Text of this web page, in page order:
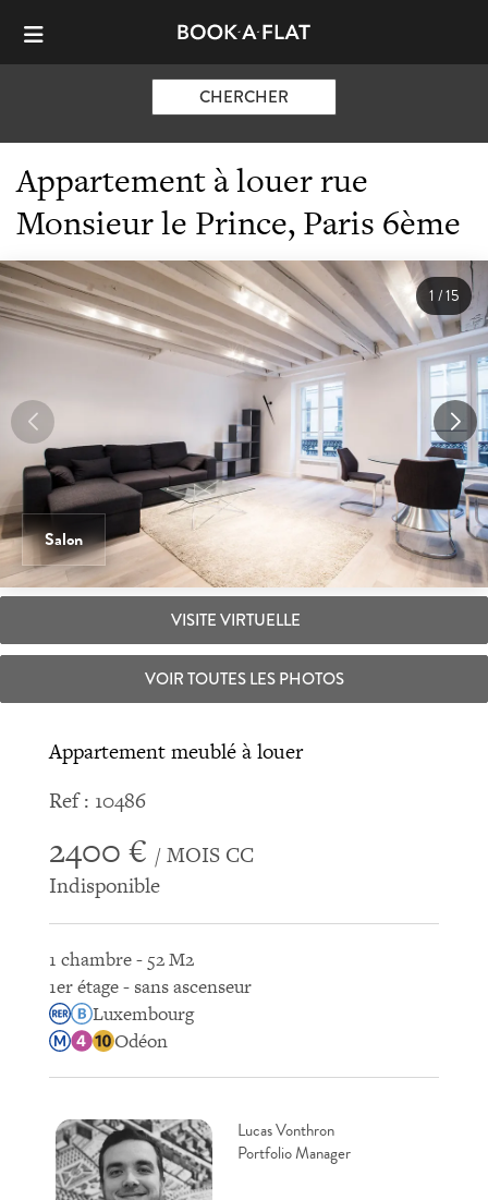
CHERCHER
Appartement à louer rue
Monsieur le Prince, Paris 6ème
Salon
1/15
VISITE VIRTUELLE
VOIR TOUTES LES PHOTOS
Appartement meublé à louer
Ref : 10486
2400 € / MOIS CC
Indisponible
1 chambre - 52 M2
1er étage - sans ascenseur
Luxembourg
Odéon
Lucas Vonthron
Portfolio Manager